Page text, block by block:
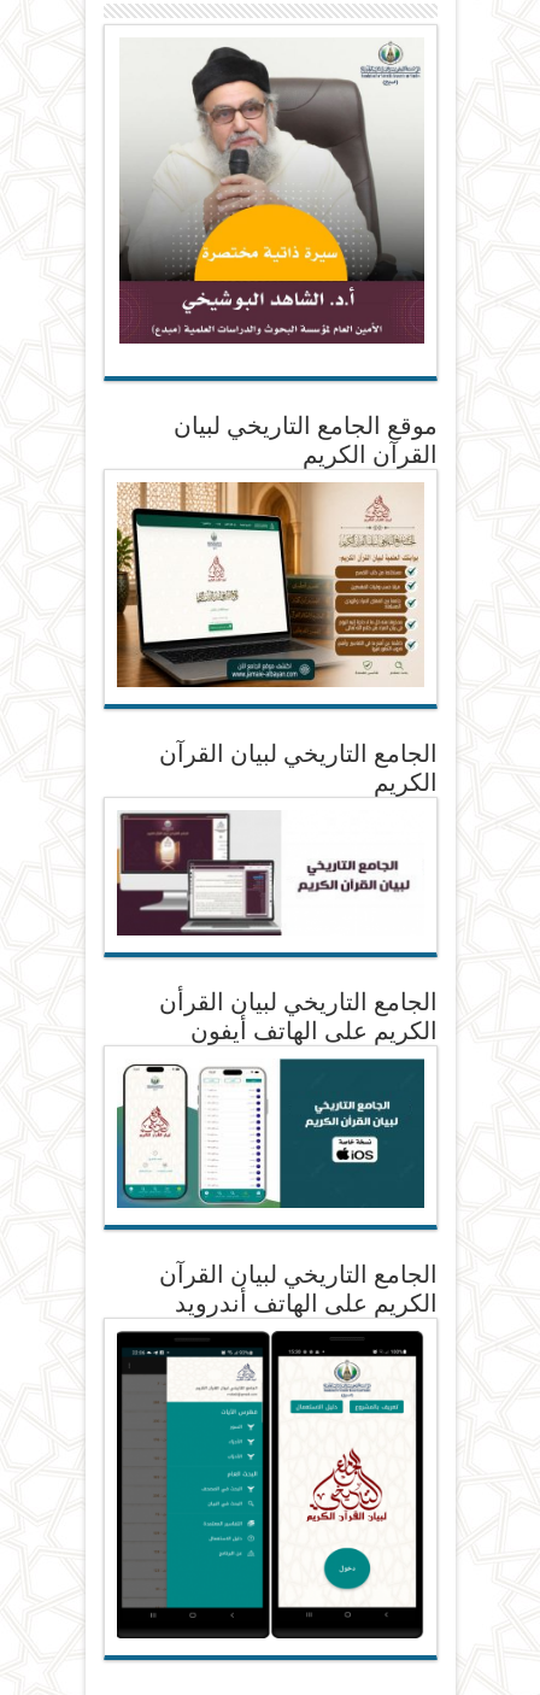
موقع الجامع التاريخي لبيان
القرآن الكريم
الجامع التاريخي لبيان القرآن
الكريم
الجامع التاريخي لبيان القرأن
الكريم على الهاتف أيفون
الجامع التاريخي لبيان القرآن
الكريم على الهاتف أندرويد